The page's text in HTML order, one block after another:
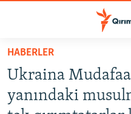
Esas
qaytmaq
Baş
navigatsiyağa
HABERLER
İQTİSADİYAT
HABERLER
Ukraina
yanındaki